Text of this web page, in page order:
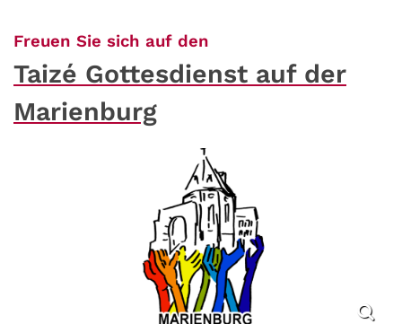
Freuen Sie sich auf den
Taizé Gottesdienst auf der
Marienburg